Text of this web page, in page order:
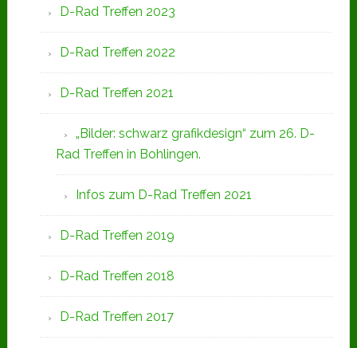
D-Rad Treffen 2023
D-Rad Treffen 2022
D-Rad Treffen 2021
„Bilder: schwarz grafikdesign“ zum 26. D-
Rad Treffen in Bohlingen.
Infos zum D-Rad Treffen 2021
D-Rad Treffen 2019
D-Rad Treffen 2018
D-Rad Treffen 2017